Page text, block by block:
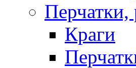
Перчатки,
Краги